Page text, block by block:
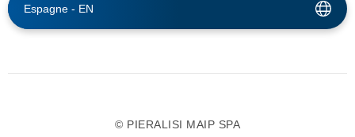
Espagne - EN
© PIERALISI MAIP SPA